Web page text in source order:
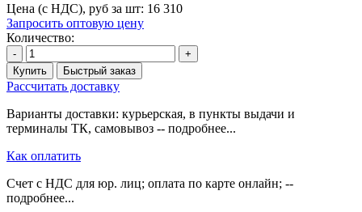
Цена (с НДС), руб за шт: 16 310
Запросить оптовую цену
Количество:
-
+
Купить
Быстрый заказ
Рассчитать доставку
Варианты доставки: курьерская, в пункты выдачи и
терминалы ТК, самовывоз -- подробнее...
Как оплатить
Счет с НДС для юр. лиц; оплата по карте онлайн; --
подробнее...